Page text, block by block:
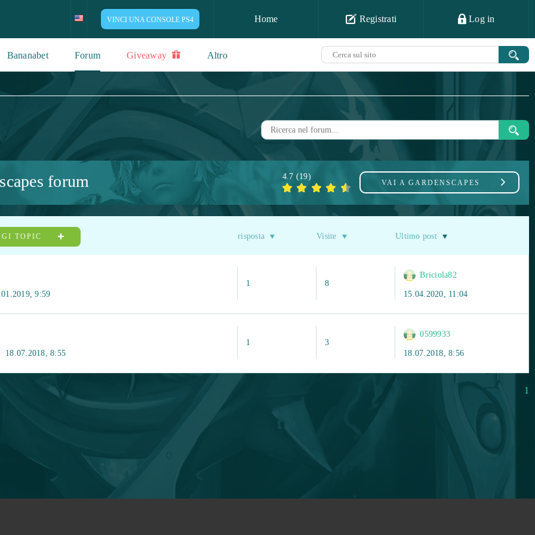
VINCI UNA CONSOLE PS4 Home Registrati Log in
Bananabet Forum Giveaway Altro
forum VAI A GARDENSCAPES
4.7 (19)
TOPIC risposta Visite Ultimo post
9:59
1 8
Briciola82
15.04.2020, 11:04
18.07.2018, 8:55
1 3
0599933
18.07.2018, 8:56
1